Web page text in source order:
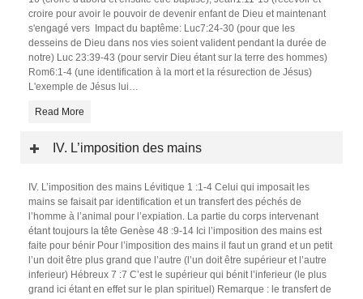
croire pour avoir le pouvoir de devenir enfant de Dieu et maintenant
s'engagé vers Impact du baptême: Luc7:24-30 (pour que les
desseins de Dieu dans nos vies soient valident pendant la durée de
notre) Luc 23:39-43 (pour servir Dieu étant sur la terre des hommes)
Rom6:1-4 (une identification à la mort et la résurection de Jésus)
L'exemple de Jésus lui…
Read More
IV. L’imposition des mains
IV. L’imposition des mains Lévitique 1 :1-4 Celui qui imposait les
mains se faisait par identification et un transfert des péchés de
l’homme à l’animal pour l’expiation. La partie du corps intervenant
étant toujours la tête Genèse 48 :9-14 Ici l’imposition des mains est
faite pour bénir Pour l’imposition des mains il faut un grand et un petit
l’un doit être plus grand que l’autre (l’un doit être supérieur et l’autre
inferieur) Hébreux 7 :7 C’est le supérieur qui bénit l’inferieur (le plus
grand ici étant en effet sur le plan spirituel) Remarque : le transfert de